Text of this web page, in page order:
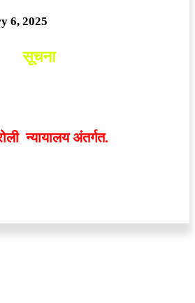
6, 2025
सूचना
न्यायालय अंतर्गत.